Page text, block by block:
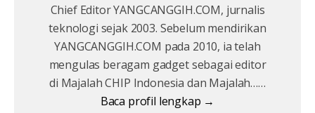
Chief Editor YANGCANGGIH.COM, jurnalis
teknologi sejak 2003. Sebelum mendirikan
YANGCANGGIH.COM pada 2010, ia telah
mengulas beragam gadget sebagai editor
di Majalah CHIP Indonesia dan Majalah……
Baca profil lengkap →